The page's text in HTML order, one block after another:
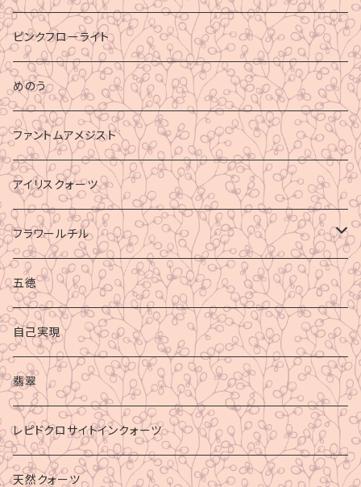
ピンクフローライト
めのう
ファントムアメジスト
アイリスクォーツ
フラワールチル
心身の癒し
グラウディング
マイナスエネルギーからの防御
ビジネス成功
財運
五徳
自己実現
翡翠
レピドクロサイトインクォーツ
天然クォーツ